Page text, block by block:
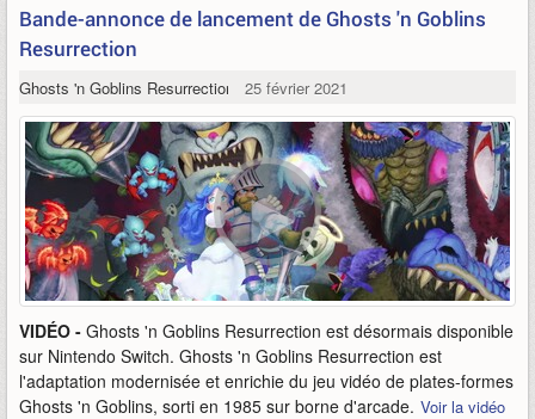
Bande-annonce de lancement de Ghosts 'n Goblins
Resurrection
Ghosts 'n Goblins Resurrection 25 février 2021
VIDÉO - Ghosts 'n Goblins Resurrection est désormais disponible
sur Nintendo Switch. Ghosts 'n Goblins Resurrection est
l'adaptation modernisée et enrichie du jeu vidéo de plates-formes
Ghosts 'n Goblins, sorti en 1985 sur borne d'arcade. Voir la vidéo